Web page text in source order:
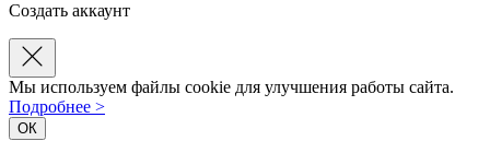
Создать аккаунт
Мы используем файлы cookie для улучшения работы сайта.
Подробнее >
ОК